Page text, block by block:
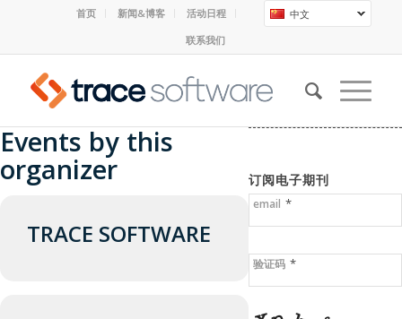
中文
首页 新闻&博客
活动日程
联系我们
Events by this
organizer
TRACE SOFTWARE
订阅电子期刊
email *
验证码 *